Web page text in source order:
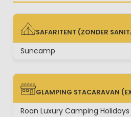
SAFARITENT (ZONDER SANITAIR)
SAFARITENT (ZONDER
Suncamp
GLAMPING STACARAVAN (EXTRA
GLAMPING STACARAVAN
Roan Luxury Camping Holidays